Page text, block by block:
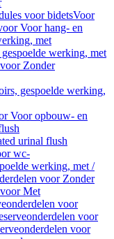
voor bidetsVoor
Voor hang- en
met
werking, met
Zonder
gespoelde werking,
Voor opbouw- en
urinal flush
wc-
werking, met /
voor Zonder
Met
voor
voor
voor